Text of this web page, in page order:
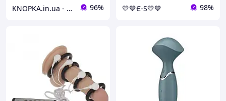
KNOPKA.in.ua - Интернет-магазин 96% 💛💙Є-S💛💙 98%